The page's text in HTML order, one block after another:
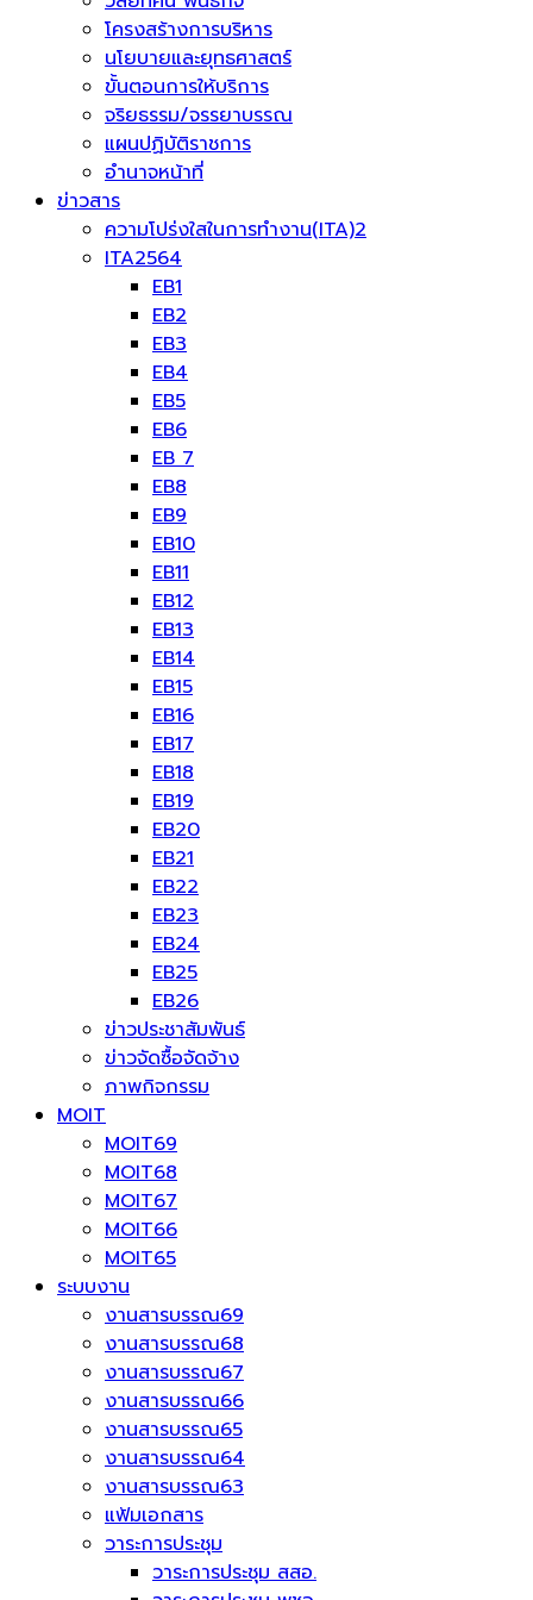
โครงสร้างการบริหาร
นโยบายและยุทธศาสตร์
ขั้นตอนการให้บริการ
จริยธรรม/จรรยาบรรณ
แผนปฏิบัติราชการ
อำนาจหน้าที่
ข่าวสาร
ความโปร่งใสในการทำงาน(ITA)2
ITA2564
EB1
EB2
EB3
EB4
EB5
EB6
EB 7
EB8
EB9
EB10
EB11
EB12
EB13
EB14
EB15
EB16
EB17
EB18
EB19
EB20
EB21
EB22
EB23
EB24
EB25
EB26
ข่าวประชาสัมพันธ์
ข่าวจัดซื้อจัดจ้าง
ภาพกิจกรรม
MOIT
MOIT69
MOIT68
MOIT67
MOIT66
MOIT65
ระบบงาน
งานสารบรรณ69
งานสารบรรณ68
งานสารบรรณ67
งานสารบรรณ66
งานสารบรรณ65
งานสารบรรณ64
งานสารบรรณ63
แฟ้มเอกสาร
วาระการประชุม
วาระการประชุม สสอ.